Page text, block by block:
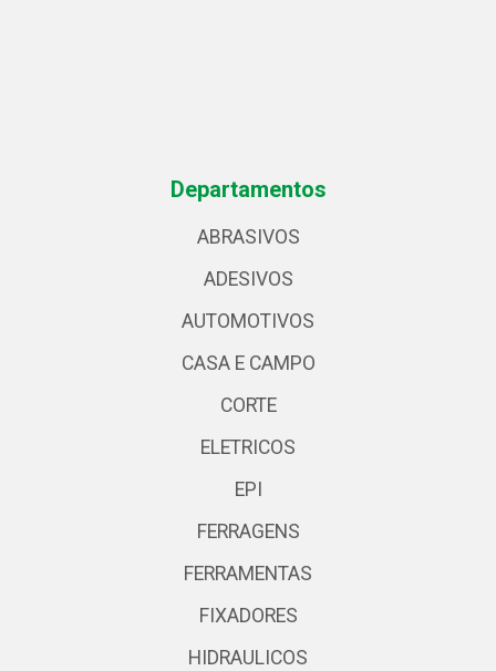
Departamentos
ABRASIVOS
ADESIVOS
AUTOMOTIVOS
CASA E CAMPO
CORTE
ELETRICOS
EPI
FERRAGENS
FERRAMENTAS
FIXADORES
HIDRAULICOS